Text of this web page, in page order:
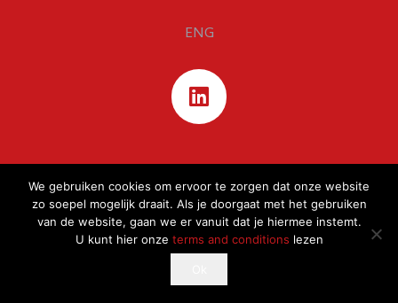
ENG
If you continue to use this site, you agree with it.
We gebruiken cookies om ervoor te zorgen dat onze website
zo soepel mogelijk draait. Als je doorgaat met het gebruiken
van de website, gaan we er vanuit dat je hiermee instemt.
U kunt hier onze terms and conditions lezen